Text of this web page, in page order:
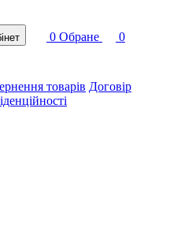
0 Обране
0
товарів Договір